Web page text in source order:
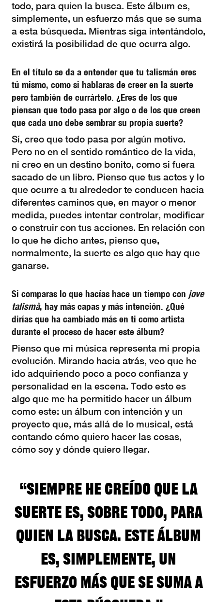
todo, para quien la busca. Este álbum es,
simplemente, un esfuerzo más que se suma
a esta búsqueda. Mientras siga intentándolo,
existirá la posibilidad de que ocurra algo.
En el título se da a entender que tu talismán eres
tú mismo, como si hablaras de creer en la suerte
pero también de currártelo. ¿Eres de los que
piensan que todo pasa por algo o de los que creen
que cada uno debe sembrar su propia suerte?
Sí, creo que todo pasa por algún motivo.
Pero no en el sentido romántico de la vida,
ni creo en un destino bonito, como si fuera
sacado de un libro. Pienso que tus actos y lo
que ocurre a tu alrededor te conducen hacia
diferentes caminos que, en mayor o menor
medida, puedes intentar controlar, modificar
o construir con tus acciones. En relación con
lo que he dicho antes, pienso que,
normalmente, la suerte es algo que hay que
ganarse.
Si comparas lo que hacías hace un tiempo con jove
talismà, hay más capas y más intención. ¿Qué
dirías que ha cambiado más en ti como artista
durante el proceso de hacer este álbum?
Pienso que mi música representa mi propia
evolución. Mirando hacia atrás, veo que he
ido adquiriendo poco a poco confianza y
personalidad en la escena. Todo esto es
algo que me ha permitido hacer un álbum
como este: un álbum con intención y un
proyecto que, más allá de lo musical, está
contando cómo quiero hacer las cosas,
cómo soy y dónde quiero llegar.
“Siempre he creído que la
suerte es, sobre todo, para
quien la busca. Este álbum
es, simplemente, un
esfuerzo más que se suma a